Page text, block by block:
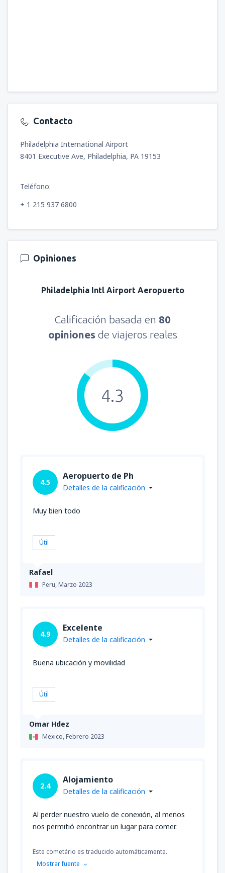
Contacto
Philadelphia International Airport
8401 Executive Ave, Philadelphia, PA 19153
Teléfono:
+ 1 215 937 6800
Opiniones
Philadelphia Intl Airport Aeropuerto
Calificación basada en 80
opiniones de viajeros reales
4.3
Rafael
Peru,Marzo 2023
4.5
Aeropuerto de Ph
Detalles de la calificación
Muy bien todo
Útil
Omar Hdez
Mexico,Febrero 2023
4.9
Excelente
Detalles de la calificación
Buena ubicación y movilidad
Útil
2.4
Alojamiento
Detalles de la calificación
Al perder nuestro vuelo de conexión, al menos
nos permitió encontrar un lugar para comer.
Este cometário es traducido automáticamente.
Mostrar fuente